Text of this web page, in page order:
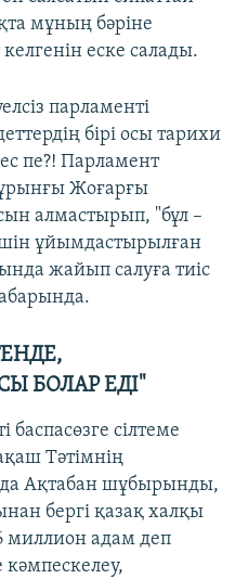
мұның бәріне
келгенін еске салады.
парламенті
бірі осы тарихи
пе?! Парламент
Жоғарғы
алмастырып, "бұл –
ұйымдастырылған
жайып салуға тиіс
БОЛАР ЕДІ"
баспасөзге сілтеме
Тәтімнің
Ақтабан шұбырынды,
бергі қазақ халқы
миллион адам деп